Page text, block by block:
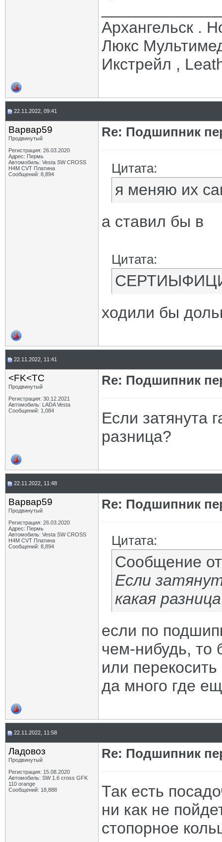
Архангельск .
Люкс
Икстрейл ,
22.11.2022, 09:41
Варвар59
Продвинутый
Регистрация: 26.03.2020
Адрес: Пермь
Автомобиль: Vesta SW CROSS
H4M CVT Платина
Сообщений: 8,894
Re: Подшипник
Цитата:
я меняю их
а ставил бы в
Цитата:
ходили бы
22.11.2022, 11:41
<FK<TC
Продвинутый
Регистрация: 30.12.2021
Автомобиль: LADA Vesta
Сообщений: 1,084
Re: Подшипник
Если затянута
разница?
22.11.2022, 11:48
Варвар59
Продвинутый
Регистрация: 26.03.2020
Адрес: Пермь
Автомобиль: Vesta SW CROSS
H4M CVT Платина
Сообщений: 8,894
Re: Подшипник
Цитата:
Сообщение
Если
какая
если по
чем-нибудь, то
или
да много где
22.11.2022, 11:58
Ладовоз
Продвинутый
Регистрация: 15.08.2020
Автомобиль: SW 1.6 cross GFK
110 orange
Сообщений: 18,888
Re: Подшипник
Так есть
ни как не
стопорное